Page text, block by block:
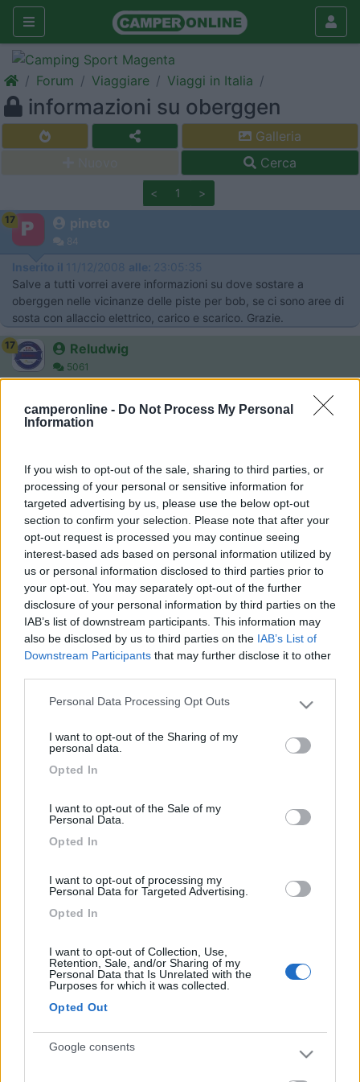
camperonline - Do Not Process My Personal
Information
If you wish to opt-out of the sale, sharing to third parties, or
processing of your personal or sensitive information for
targeted advertising by us, please use the below opt-out
section to confirm your selection. Please note that after your
opt-out request is processed you may continue seeing
interest-based ads based on personal information utilized by
us or personal information disclosed to third parties prior to
your opt-out. You may separately opt-out of the further
disclosure of your personal information by third parties on the
IAB’s list of downstream participants. This information may
also be disclosed by us to third parties on the IAB’s List of
Downstream Participants that may further disclose it to other
Please note that this website/app uses one or more Google
not limited to your visit or usage behaviour. You may click to
use your data for below specified purposes in below Google
Personal Data Processing Opt Outs
I want to opt-out of the Sharing of my
personal data.
Opted In
I want to opt-out of the Sale of my
Personal Data.
Opted In
I want to opt-out of processing my
Personal Data for Targeted Advertising.
Opted In
I want to opt-out of Collection, Use,
Retention, Sale, and/or Sharing of my
Personal Data that Is Unrelated with the
Purposes for which it was collected.
Opted Out
Google consents
Forum Viaggiare Viaggi in Italia
informazioni su oberggen
Galleria
Cerca
< 1 >
17 pineto
84
Inserito il 11/12/2008 alle: 23:05:35
Salve a tutti vorrei avere informazioni su dove sostare a
oberggen nelle vicinanze delle piste per bob, se ci sono aree di
sosta con allaccio elettrico, carico e scarico. Grazie.
17 Reludwig
5061
ciao, mi interesserebbe sapere anche a me delle informazioni,
poichè ci sono stato a sciare ma ho sostato nell'altro versante di
anche io, e speriamo che qualcuno si faccia avanti
gallo.2004
42
Inserito il 12/12/2008
22:41:09
se la memoria non mi inganna (dovrebbe essere la stazione
sciistica con la tenda indiana alla partenza)l'anno scorso ho
fatto una sosta a obereggen per una notte in un piazzale subito
a ridosso della partenza degli impianti (anche serali in alcuni
giorni della settimana) arrivando a obereggen vedi la tenda
indiana(non puoi non vederla) prosegui aventi due o trecento
metri e trovi un parcheggio a dx e uno a sn dove sostare.
Niente di straordinario, nessun servizio ma abbastanza
tranquillo e vicino alla partenza della seggiovia e della pista
qualche altra notizia Ciao Stefano
2271
Inserito il alle: 23:31:13
PIste molto belle , tecniche e divertenti. Bella la pista da slittino
, arriva presto senno' e' un macello !!
1482
Sotto la stazione a valle degli impianti c'è il parcheggio più
camperisti però, il paese praticamente non esiste, solo piste da
sci!!! Per la sosta notturna meglio arrivare la sera perchè
sempre affollato. c'è un sacco di neve, buone sciate !!!